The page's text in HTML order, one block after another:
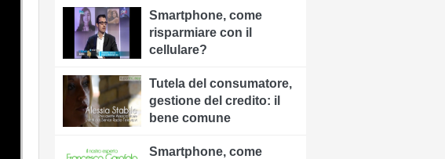
Smartphone, come
risparmiare con il
cellulare?
Tutela del consumatore,
gestione del credito: il
bene comune
Smartphone, come